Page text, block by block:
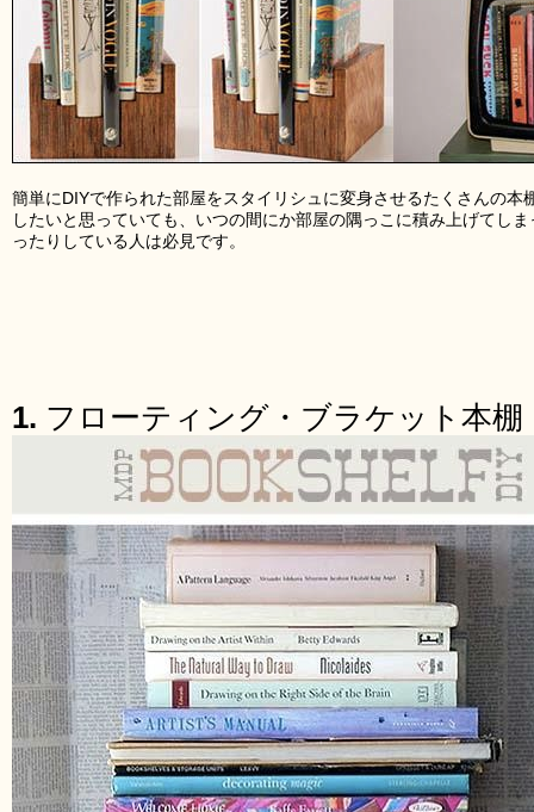
簡単にDIYで作られた部屋をスタイリシュに変身させるたくさんの
したいと思っていても、いつの間にか部屋の隅っこに積み上げてし
ったりしている人は必見です。
1. フローティング・ブラケット本棚